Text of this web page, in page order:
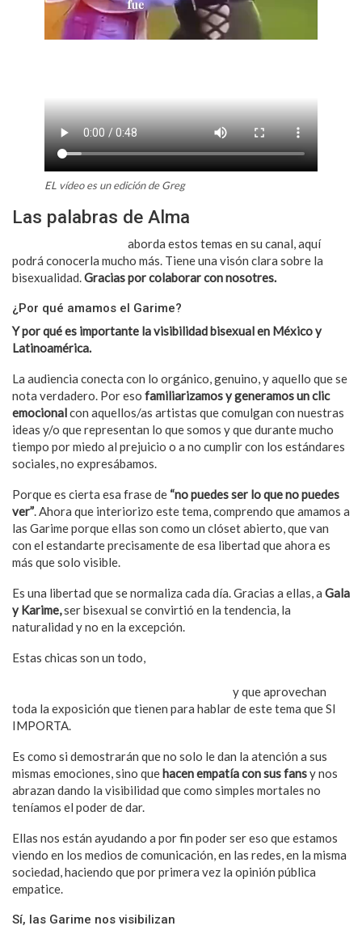
EL vídeo es un edición de Greg
Las palabras de Alma
aborda estos temas en su canal, aquí
podrá conocerla mucho más. Tiene una visón clara sobre la
bisexualidad.Gracias por colaborar con nosotres.
¿Por qué amamos el Garime?
Y por qué es importante la visibilidad bisexual en México y
Latinoamérica.
La audiencia conecta con lo orgánico, genuino, y aquello que se
nota verdadero. Por eso familiarizamos y generamos un clic
emocionalcon aquellos/as artistas que comulgan con nuestras
ideas y/o que representan lo que somos y que durante mucho
tiempo por miedo al prejuicio o a no cumplir con los estándares
sociales, no expresábamos.
Porque es cierta esa frase de “no puedes ser lo que no puedes
ver”. Ahora que interiorizo este tema, comprendo que amamos a
las Garime porque ellas son como un clóset abierto, que van
con el estandarte precisamente de esa libertad que ahora es
más que solo visible.
Es una libertad que se normaliza cada día. Gracias a ellas, a Gala
y Karime,ser bisexual se convirtió en la tendencia, la
naturalidad y no en la excepción.
Estas chicas son un todo,
y que aprovechan
toda la exposición que tienen para hablar de este tema que SI
IMPORTA.
Es como si demostrarán que no solo le dan la atención a sus
mismas emociones, sino que hacen empatía con sus fansy nos
abrazan dando la visibilidad que como simples mortales no
teníamos el poder de dar.
Ellas nos están ayudando a por fin poder ser eso que estamos
viendo en los medios de comunicación, en las redes, en la misma
sociedad, haciendo que por primera vez la opinión pública
empatice.
Sí, las Garime nos visibilizan